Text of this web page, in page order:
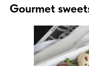
Gourmet